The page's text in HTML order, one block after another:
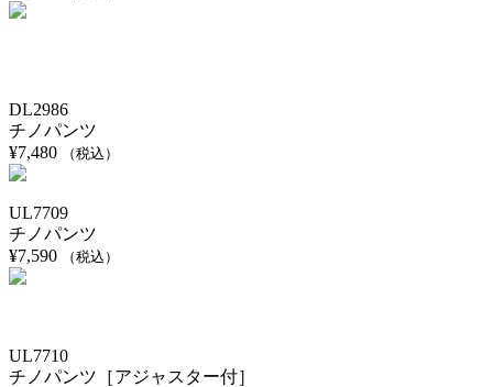
DL2986
チノパンツ
¥7,480 （税込）
UL7709
チノパンツ
¥7,590 （税込）
UL7710
チノパンツ［アジャスター付］